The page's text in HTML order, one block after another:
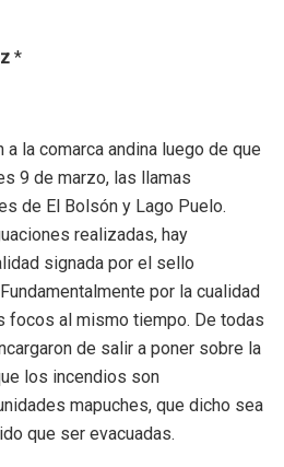
*
la comarca andina luego de que
9 de marzo, las llamas
de El Bolsón y Lago Puelo.
realizadas, hay
signada por el sello
por la cualidad
focos al mismo tiempo. De todas
de salir a poner sobre la
los incendios son
mapuches, que dicho sea
que ser evacuadas.